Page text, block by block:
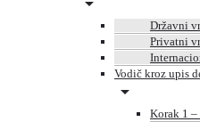
Državni
Privatni
Vodič kroz upis
Korak 1